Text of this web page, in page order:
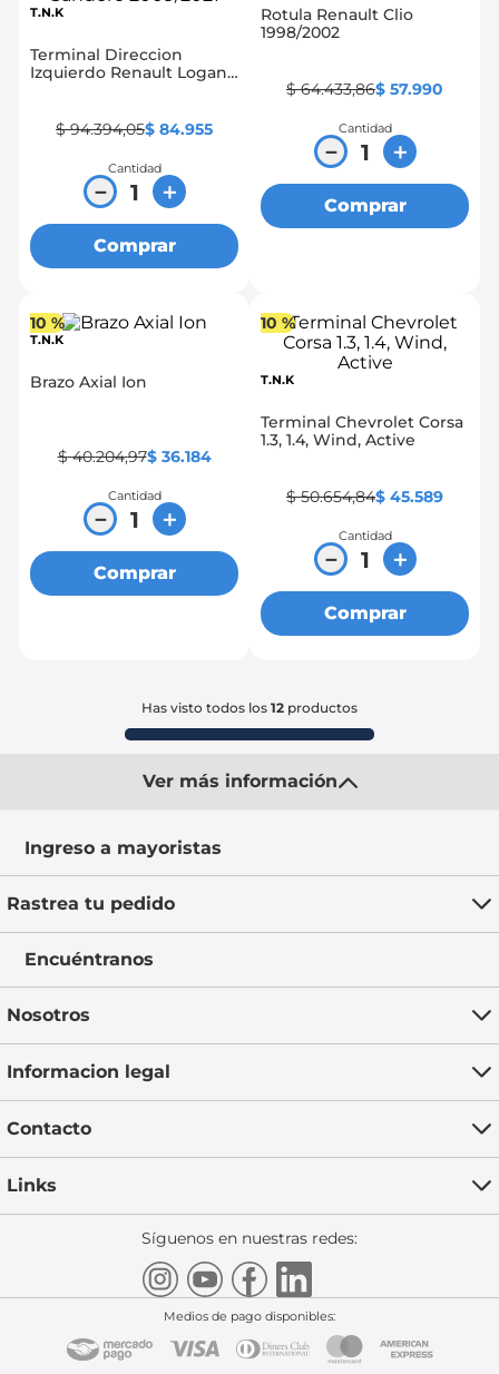
T.N.K
Terminal Direccion
Izquierdo Renault Logan
$ 94.394,05$ 84.955
Cantidad
＋
－
Comprar
Rotula Renault Clio
1998/2002
$ 64.433,86$ 57.990
Cantidad
＋
－
Comprar
10 %
T.N.K
Brazo Axial Ion
$ 40.204,97$ 36.184
Cantidad
＋
－
Comprar
10 %
T.N.K
Terminal Chevrolet Corsa
1.3, 1.4, Wind, Active
$ 50.654,84$ 45.589
Cantidad
＋
－
Comprar
Has visto todos los 12 productos
Ver más información
Ingreso a mayoristas
Rastrea tu pedido
Encuéntranos
Nosotros
Informacion legal
Contacto
Links
Síguenos en nuestras redes:
Medios de pago disponibles: